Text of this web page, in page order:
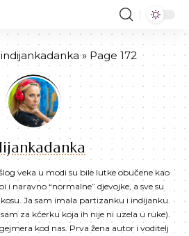
» Page 172
veka u modi su bile lutke obučene kao
i naravno “normalne” djevojke, a sve su
Ja sam imala partizanku i indijanku.
za kćerku koja ih nije ni uzela u ruke).
kod nas. Prva žena autor i voditelj